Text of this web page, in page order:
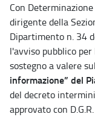
Con
dirigente della
Dipartimento n. 34
l'avviso pubblico
sostegno a valere
informazione” del
del decreto
approvato con